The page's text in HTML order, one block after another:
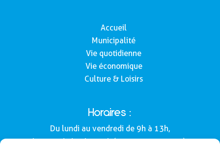
Accueil
Municipalité
Vie quotidienne
Vie économique
Culture & Loisirs
Horaires :
Du lundi au vendredi de 9h à 13h,
le samedi de 9h à 12h (Semaines impaires).